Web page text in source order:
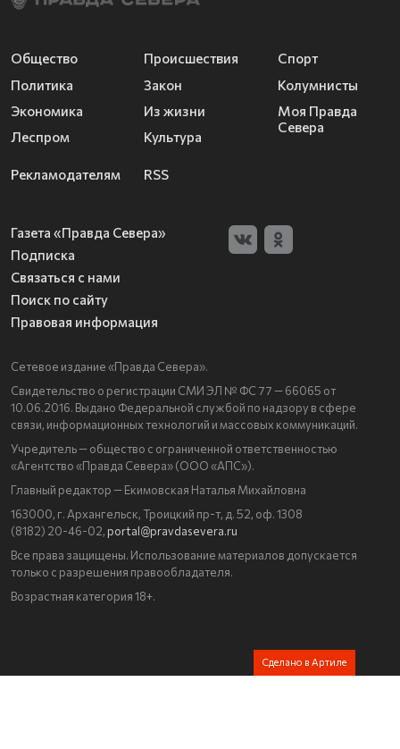
Общество
Политика
Экономика
Леспром
Происшествия
Закон
Из жизни
Культура
Спорт
Колумнисты
Моя Правда
Севера
Рекламодателям RSS
Газета «Правда Севера»
Подписка
Связаться с нами
Поиск по сайту
Правовая информация
Сетевое издание «Правда Севера».
Свидетельство о регистрации СМИ ЭЛ № ФС 77 — 66065 от
10.06.2016. Выдано Федеральной службой по надзору в сфере
связи, информационных технологий и массовых коммуникаций.
Учредитель — общество с ограниченной ответственностью
«Агентство «Правда Севера» (ООО «АПС»).
Главный редактор — Екимовская Наталья Михайловна
163000, г. Архангельск, Троицкий пр-т, д. 52, оф. 1308
(8182) 20-46-02, portal@pravdasevera.ru
Все права защищены. Использование материалов допускается
только с разрешения правообладателя.
Возрастная категория 18+.
Сделано в Артиле